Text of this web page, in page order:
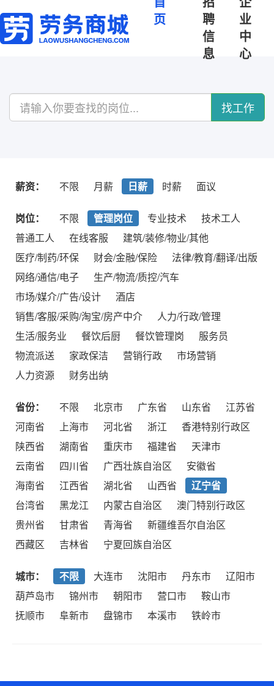
页
聘
信
息
业
中
心
找工作
薪资： 不限 月薪 日薪 时薪 面议
岗位： 不限 管理岗位 专业技术
技术工人
普通工人
在线客服
建筑/装修/物业/其他
医疗/制药/环保
财会/金融/保险
法律/教育/翻译/出版
网络/通信/电子
生产/物流/质控/汽车
市场/媒介/广告/设计
酒店
销售/客服/采购/淘宝/房产中介
人力/行政/管理
生活/服务业
餐饮后厨 餐饮管理岗
服务员
物流派送
家政保洁 营销行政
市场营销
人力资源
财务出纳
省份： 不限 北京市 广东省 山东省
江苏省
河南省
上海市 河北省 浙江
香港特别行政区
陕西省
湖南省 重庆市 福建省
天津市
云南省
四川省 广西壮族自治区
安徽省
海南省
江西省 湖北省 山西省
辽宁省
台湾省
黑龙江 内蒙古自治区
澳门特别行政区
贵州省
甘肃省 青海省
新疆维吾尔自治区
西藏区
吉林省 宁夏回族自治区
城市： 不限 大连市 沈阳市 丹东市
辽阳市
葫芦岛市
锦州市 朝阳市 营口市
鞍山市
抚顺市
阜新市 盘锦市 本溪市 铁岭市